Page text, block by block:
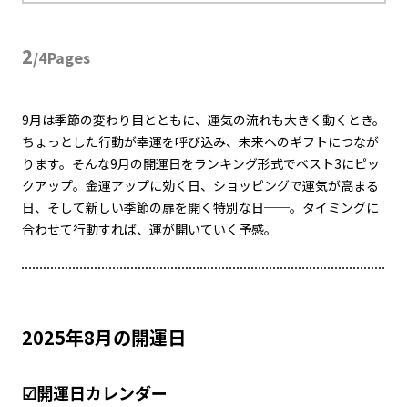
2/4Pages
9月は季節の変わり目とともに、運気の流れも大きく動くとき。
ちょっとした行動が幸運を呼び込み、未来へのギフトにつなが
ります。そんな9月の開運日をランキング形式でベスト3にピッ
クアップ。金運アップに効く日、ショッピングで運気が高まる
日、そして新しい季節の扉を開く特別な日──。タイミングに
合わせて行動すれば、運が開いていく予感。
2025年8月の開運日
☑開運日カレンダー